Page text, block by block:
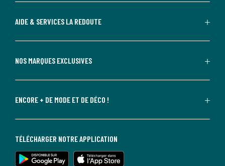
AIDE & SERVICES LA REDOUTE
NOS MARQUES EXCLUSIVES
ENCORE + DE MODE ET DE DÉCO !
TÉLÉCHARGER NOTRE APPLICATION